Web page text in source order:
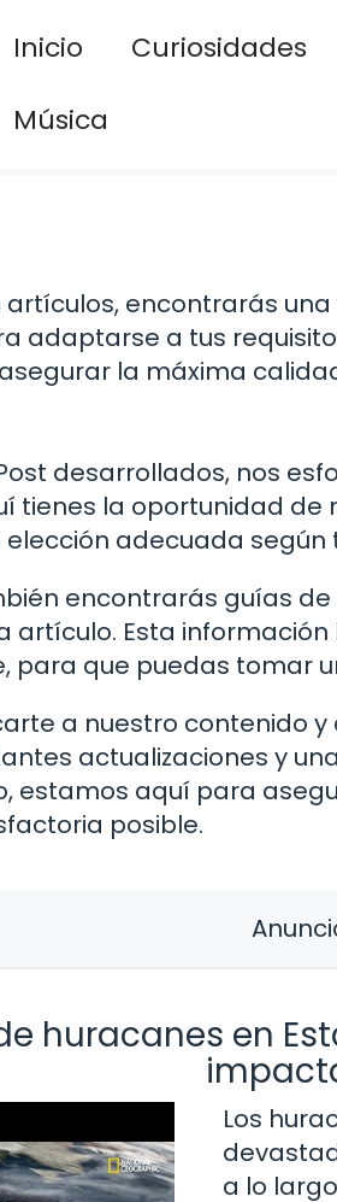
Inicio Curiosidades
Música
artículos, encontrarás
adaptarse a tus
la máxima
desarrollados, nos
tienes la oportunidad
adecuada según
encontrarás guías
artículo. Esta
para que puedas tomar
a nuestro contenido
actualizaciones y
estamos aquí para
posible.
huracanes en
Los
a lo